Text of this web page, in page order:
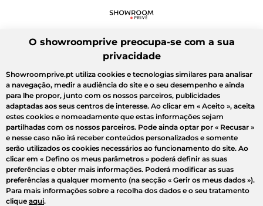
O showroomprive preocupa-se com a sua
privacidade
Showroomprive.pt utiliza cookies e tecnologias similares para analisar
a navegação, medir a audiência do site e o seu desempenho e ainda
para lhe propor, junto com os nossos parceiros, publicidades
adaptadas aos seus centros de interesse. Ao clicar em « Aceito », aceita
estes cookies e nomeadamente que estas informações sejam
partilhadas com os nossos parceiros. Pode ainda optar por « Recusar »
e nesse caso não irá receber conteúdos personalizados e somente
serão utilizados os cookies necessários ao funcionamento do site. Ao
clicar em « Defino os meus parâmetros » poderá definir as suas
preferências e obter mais informações. Poderá modificar as suas
preferências a qualquer momento (na secção « Gerir os meus dados »).
Para mais informações sobre a recolha dos dados e o seu tratamento
clique aqui.